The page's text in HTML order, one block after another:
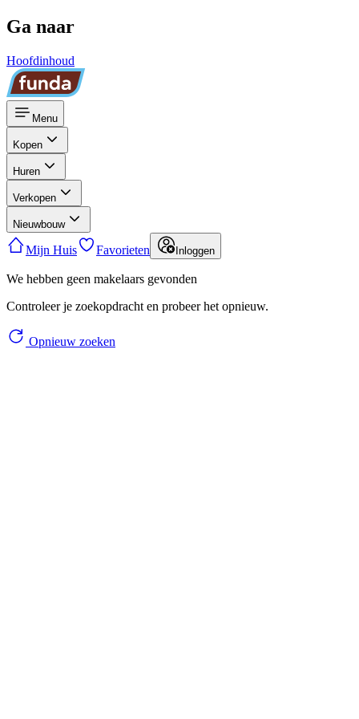
Ga naar
Hoofdinhoud
Menu
Kopen
Huren
Verkopen
Nieuwbouw
Mijn Huis Favorieten Inloggen
We hebben geen makelaars gevonden
Controleer je zoekopdracht en probeer het opnieuw.
Opnieuw zoeken